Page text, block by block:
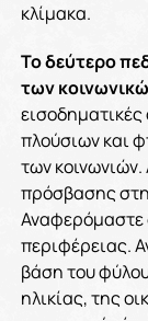
κλίμακα.
Το δεύτερο
των
πλούσιων και
των
πρόσβασης
Αναφερόμαστε
περιφέρειας.
βάση του
ηλικίας, της